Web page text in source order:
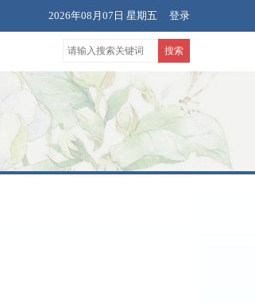
2026年08月07日 星期五 登录